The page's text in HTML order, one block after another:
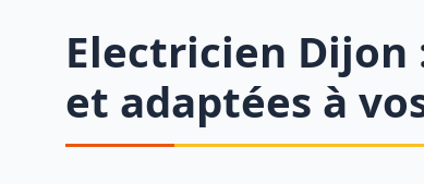
Electricien Dijon
et adaptées à